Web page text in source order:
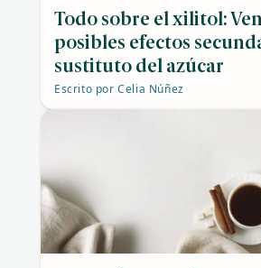
Todo sobre el xilitol:
posibles efectos
sustituto del azúcar
Escrito por Celia Núñez